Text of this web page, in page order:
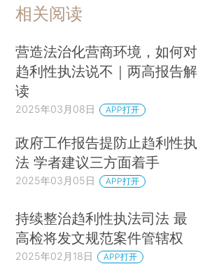
相关阅读
营造法治化营商环境，如何对
趋利性执法说不｜两高报告解
读
2025年03月08日 APP打开
政府工作报告提防止趋利性执
法 学者建议三方面着手
2025年03月05日 APP打开
持续整治趋利性执法司法 最
高检将发文规范案件管辖权
2025年02月18日 APP打开